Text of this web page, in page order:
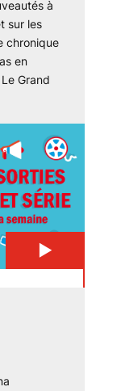
à
sur les
chronique
en
Grand
▶